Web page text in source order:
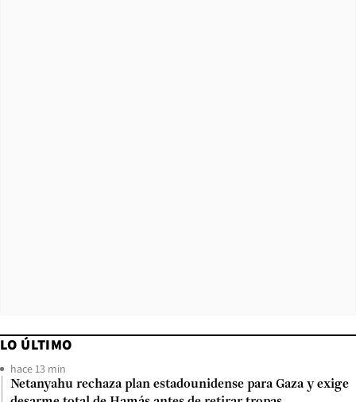
LO ÚLTIMO
hace 13 min
Netanyahu rechaza plan estadounidense para Gaza y exige